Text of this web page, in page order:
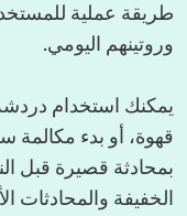
طريقة عملية
وروتينهم اليومي.
قهوة، أو بدء مكالمة
بمحادثة قصيرة قبل
الخفيفة